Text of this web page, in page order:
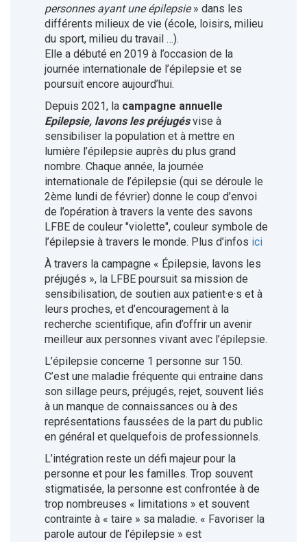
personnes ayant une épilepsie» dans les
différents milieux de vie (école, loisirs, milieu
du sport, milieu du travail …).
Elle a débuté en 2019 à l’occasion de la
journée internationale de l’épilepsie et se
poursuit encore aujourd’hui.
Depuis 2021, la campagne annuelle
Epilepsie, lavons les préjugés vise à
sensibiliser la population et à mettre en
lumière l’épilepsie auprès du plus grand
nombre. Chaque année, la journée
internationale de l’épilepsie (qui se déroule le
2ème lundi de février) donne le coup d’envoi
de l’opération à travers la vente des savons
LFBE de couleur "violette", couleur symbole de
l’épilepsie à travers le monde. Plus d’infos ici
À travers la campagne « Épilepsie, lavons les
préjugés », la LFBE poursuit sa mission de
sensibilisation, de soutien aux patient·e·s et à
leurs proches, et d’encouragement à la
recherche scientifique, afin d’offrir un avenir
meilleur aux personnes vivant avec l’épilepsie.
L’épilepsie concerne 1 personne sur 150.
C’est une maladie fréquente qui entraine dans
son sillage peurs, préjugés, rejet, souvent liés
à un manque de connaissances ou à des
représentations faussées de la part du public
en général et quelquefois de professionnels.
L’intégration reste un défi majeur pour la
personne et pour les familles. Trop souvent
stigmatisée, la personne est confrontée à de
trop nombreuses « limitations » et souvent
contrainte à « taire » sa maladie. « Favoriser la
parole autour de l’épilepsie » est